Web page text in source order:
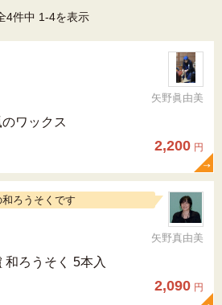
4件中 1-4を表示
矢野眞由美
ワックス
2,200 円
和ろうそくです
矢野真由美
和ろうそく 5本入
2,090 円